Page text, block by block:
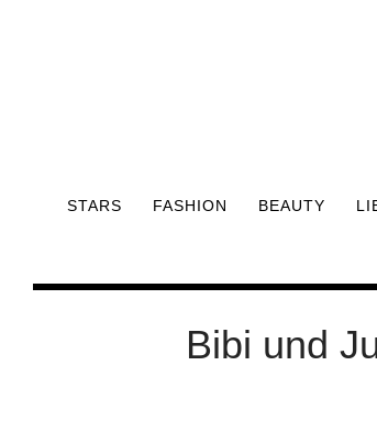
STARS FASHION BEAUTY
Bibi und